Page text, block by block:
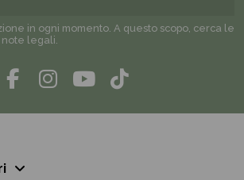
in ogni momento. A questo scopo, cerca le
legali.